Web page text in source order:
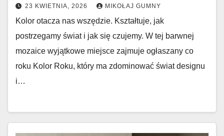
23 KWIETNIA, 2026 MIKOŁAJ GUMNY
Kolor otacza nas wszędzie. Kształtuje, jak
postrzegamy świat i jak się czujemy. W tej barwnej
mozaice wyjątkowe miejsce zajmuje ogłaszany co
roku Kolor Roku, który ma zdominować świat designu
i…